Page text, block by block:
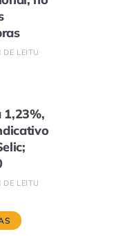
LEITURA
1,23%,
LEITURA